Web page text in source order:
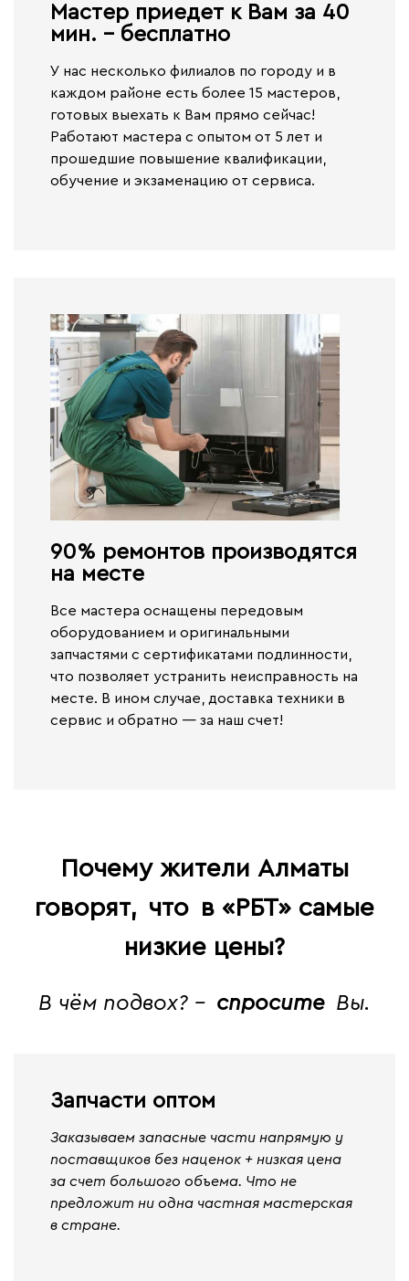
Мастер приедет к Вам за 40
мин. - бесплатно​
У нас несколько филиалов по городу и в
каждом районе есть более 15 мастеров,
готовых выехать к Вам прямо сейчас!
Работают мастера с опытом от 5 лет и
прошедшие повышение квалификации,
обучение и экзаменацию от сервиса.
90% ремонтов производятся
на месте​
Все мастера оснащены передовым
оборудованием и оригинальными
запчастями с сертификатами подлинности,
что позволяет устранить неисправность на
месте. В ином случае, доставка техники в
сервис и обратно — за наш счет!
Почему жители Алматы
говорят, что в «РБТ» самые
низкие цены?
В чём подвох? - спросите Вы.
Запчасти оптом
Заказываем запасные части напрямую у
поставщиков без наценок + низкая цена
за счет большого объема. Что не
предложит ни одна частная мастерская
в стране.